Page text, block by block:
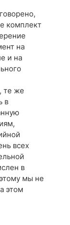
комплект
на
и на
те же
в
всех
в
мы не
этом